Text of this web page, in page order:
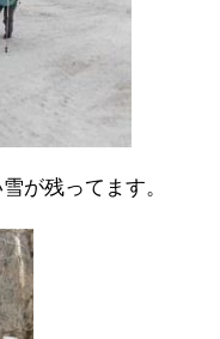
が残ってます。